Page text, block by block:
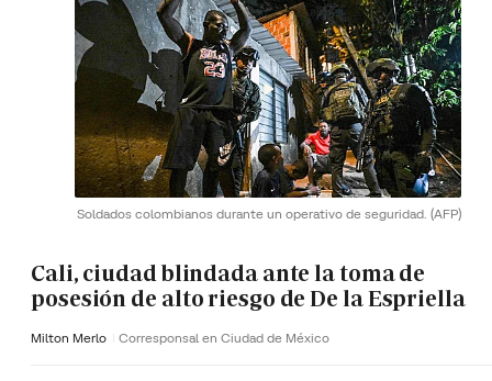
Soldados colombianos durante un operativo de seguridad. (AFP)
Cali, ciudad blindada ante la toma de
posesión de alto riesgo de De la Espriella
Milton Merlo Corresponsal en Ciudad de México